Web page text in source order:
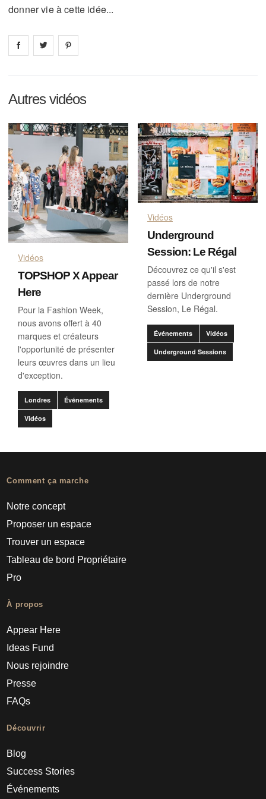
donner vie à cette idée...
Share on facebook
Share on
Autres vidéos
Vidéos
TOPSHOP X Appear
Here
Pour la Fashion Week,
nous avons offert à 40
marques et créateurs
l'opportunité de présenter
leurs œuvres dans un lieu
d'exception.
Londres Événements
Vidéos
Vidéos
Underground
Session: Le Régal
Découvrez ce qu'il s'est
passé lors de notre
dernière Underground
Session, Le Régal.
Événements Vidéos
Underground Sessions
Comment ça marche
Notre concept
Proposer un espace
Trouver un espace
Tableau de bord Propriétaire
Pro
À propos
Appear Here
Ideas Fund
Nous rejoindre
Presse
FAQs
Découvrir
Blog
Success Stories
Événements